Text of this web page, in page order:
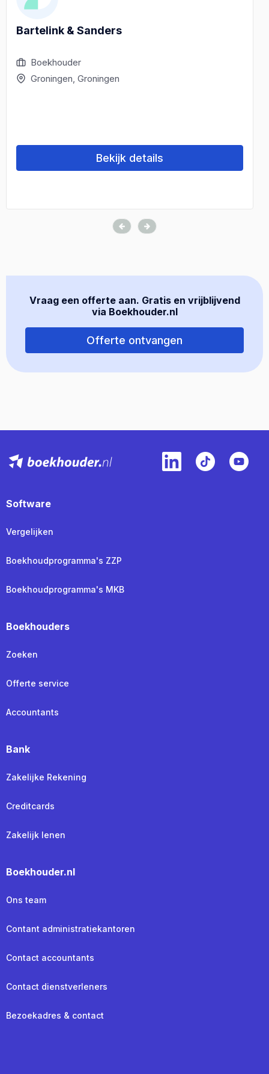
Bartelink & Sanders
Boekhouder
Groningen, Groningen
Bekijk details
Vraag een offerte aan. Gratis en vrijblijvend
via Boekhouder.nl
Offerte ontvangen
Software
Vergelijken
Boekhoudprogramma's ZZP
Boekhoudprogramma's MKB
Boekhouders
Zoeken
Offerte service
Accountants
Bank
Zakelijke Rekening
Creditcards
Zakelijk lenen
Boekhouder.nl
Ons team
Contant administratiekantoren
Contact accountants
Contact dienstverleners
Bezoekadres & contact